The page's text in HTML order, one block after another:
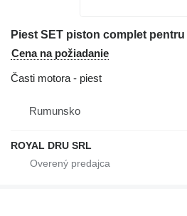
Cena na požiadanie
Časti motora - piest
Rumunsko
ROYAL DRU SRL